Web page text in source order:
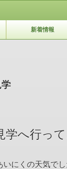
新着情報
学へ行っ
いにくの天気でし